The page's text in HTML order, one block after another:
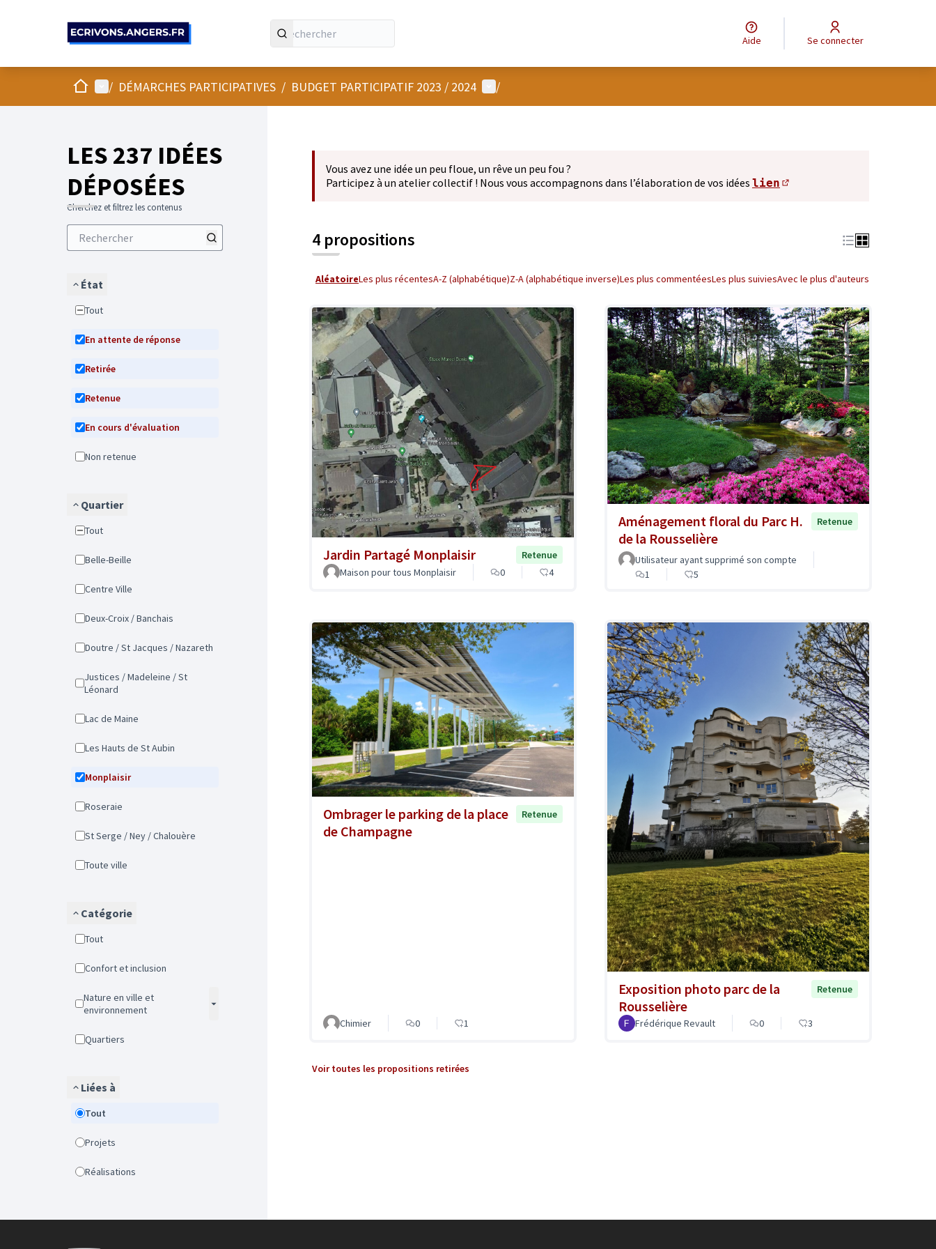
Aide Se connecter
AccueilMenu principal
/ DÉMARCHES PARTICIPATIVES / BUDGET PARTICIPATIF 2023 / 2024 Menu utilisateur
/
LES 237 IDÉES
DÉPOSÉES
Cherchez et filtrez les contenus
État
Tout
En attente de réponse
Retirée
Retenue
En cours d'évaluation
Non retenue
Quartier
Tout
Belle-Beille
Centre Ville
Deux-Croix / Banchais
Doutre / St Jacques / Nazareth
Justices / Madeleine / St
Léonard
Lac de Maine
Les Hauts de St Aubin
Monplaisir
Roseraie
St Serge / Ney / Chalouère
Toute ville
Catégorie
Tout
Confort et inclusion
Nature en ville et
environnement
Quartiers
Liées à
Tout
Projets
Réalisations
Vous avez une idée un peu floue, un rêve un peu fou ?
Participez à un atelier collectif ! Nous vous accompagnons dans l’élaboration de vos idées lien
4 propositions
AléatoireLes plus récentesA-Z (alphabétique)Z-A (alphabétique inverse)Les plus commentéesLes plus suiviesAvec le plus d'auteurs
Jardin Partagé Monplaisir
Retenue
Maison pour tous Monplaisir
0 4
Aménagement floral du Parc H.
de la Rousselière
Retenue
Utilisateur ayant supprimé son compte
1
5
Ombrager le parking de la place
de Champagne
Retenue
Chimier 0 1
Exposition photo parc de la
Rousselière
Retenue
Frédérique Revault 0 3
Voir toutes les propositions retirées